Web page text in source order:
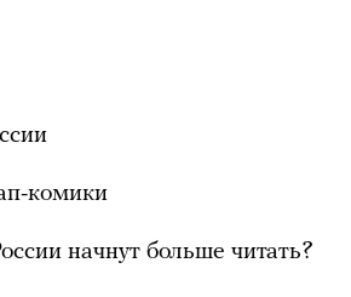
комики
начнут больше читать?